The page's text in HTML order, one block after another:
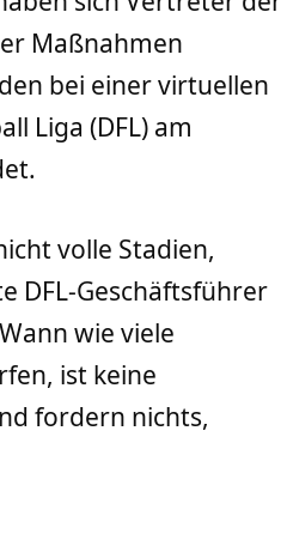
Maßnahmen
bei einer virtuellen
Liga (DFL) am
volle Stadien,
DFL-Geschäftsführer
wie viele
ist keine
fordern nichts,